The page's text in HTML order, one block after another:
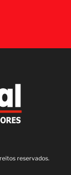
reservados.